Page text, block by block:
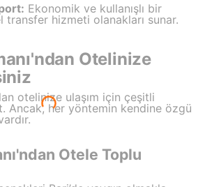
Ekonomik ve kullanışlı bir
transfer hizmeti olanakları sunar.
Otelinize
otelinize ulaşım için çeşitli
Ancak, her yöntemin kendine özgü
Otele Toplu